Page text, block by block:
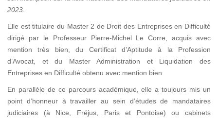
2023.
Elle est titulaire du Master 2 de Droit des Entreprises en Difficulté
dirigé par le Professeur Pierre-Michel Le Corre, acquis avec
mention très bien, du Certificat d’Aptitude à la Profession
d’Avocat, et du Master Administration et Liquidation des
Entreprises en Difficulté obtenu avec mention bien.
En parallèle de ce parcours académique, elle a toujours mis un
point d’honneur à travailler au sein d’études de mandataires
judiciaires (à Nice, Fréjus, Paris et Pontoise) ou cabinets